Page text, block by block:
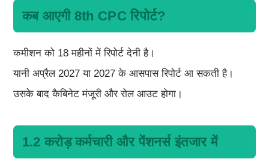
कब आएगी 8th CPC रिपोर्ट?
कमीशन को 18 महीनों में रिपोर्ट देनी है।
यानी अप्रैल 2027 या 2027 के आसपास रिपोर्ट आ सकती है।
उसके बाद कैबिनेट मंजूरी और रोल आउट होगा।
1.2 करोड़ कर्मचारी और पेंशनर्स इंतजार में